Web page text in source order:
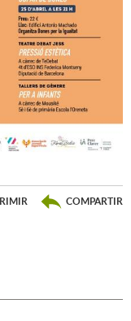
COMPARTIR